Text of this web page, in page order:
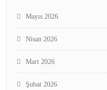
Mayıs 2026
Nisan 2026
Mart 2026
Şubat 2026